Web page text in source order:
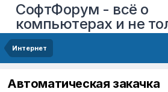
СофтФорум - всё о
компьютерах и не
Интернет
Автоматическая закачка